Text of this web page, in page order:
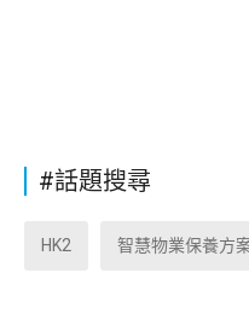
#話題搜尋
HK2 智慧物業保養方